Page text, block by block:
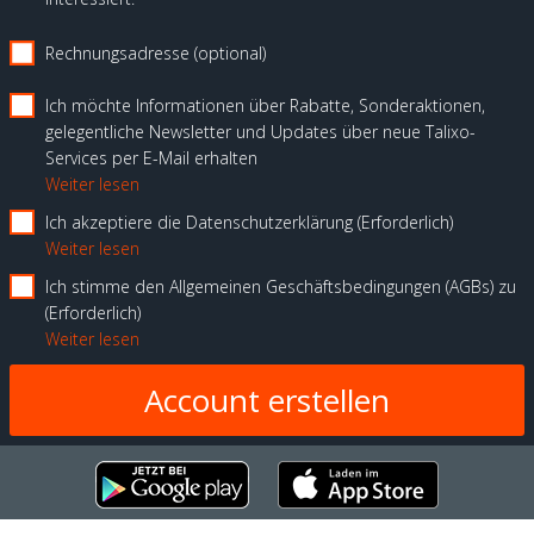
Rechnungsadresse (optional)
Ich möchte Informationen über Rabatte, Sonderaktionen,
gelegentliche Newsletter und Updates über neue Talixo-
Services per E-Mail erhalten
Weiter lesen
Ich akzeptiere die Datenschutzerklärung Erforderlich
Weiter lesen
Ich stimme den Allgemeinen Geschäftsbedingungen (AGBs) zu
Erforderlich
Weiter lesen